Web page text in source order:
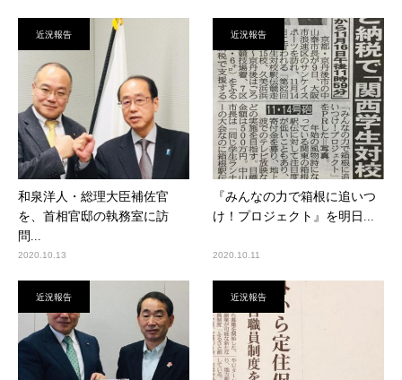
近況報告
和泉洋人・総理大臣補佐官
を、首相官邸の執務室に訪
問...
2020.10.13
近況報告
『みんなの力で箱根に追いつ
け！プロジェクト』を明日...
2020.10.11
近況報告 近況報告